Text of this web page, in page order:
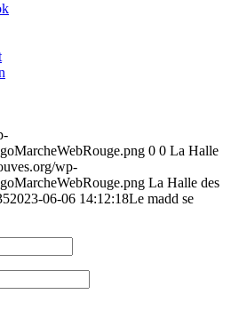
0 0 La Halle
wp-
La Halle des
2023-06-06 14:12:18Le madd se